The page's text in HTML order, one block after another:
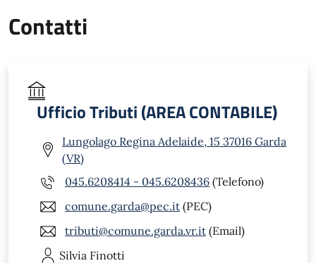
Contatti
Ufficio Tributi (AREA CONTABILE)
Lungolago Regina Adelaide, 15 37016 Garda
(VR)
045.6208414 - 045.6208436 (Telefono)
comune.garda@pec.it (PEC)
tributi@comune.garda.vr.it (Email)
Silvia Finotti